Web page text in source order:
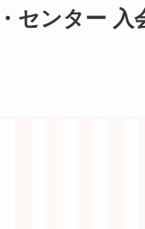
センター